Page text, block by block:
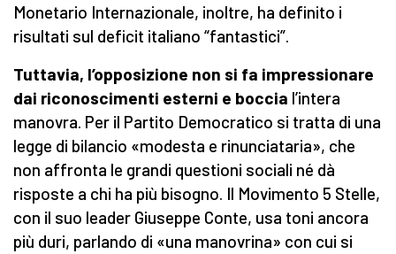
Monetario Internazionale, inoltre, ha definito i
risultati sul deficit italiano “fantastici”.
Tuttavia, l’opposizione non si fa impressionare
dai riconoscimenti esterni e boccia l’intera
manovra. Per il Partito Democratico si tratta di una
legge di bilancio «modesta e rinunciataria», che
non affronta le grandi questioni sociali né dà
risposte a chi ha più bisogno. Il Movimento 5 Stelle,
con il suo leader Giuseppe Conte, usa toni ancora
più duri, parlando di «una manovrina» con cui si